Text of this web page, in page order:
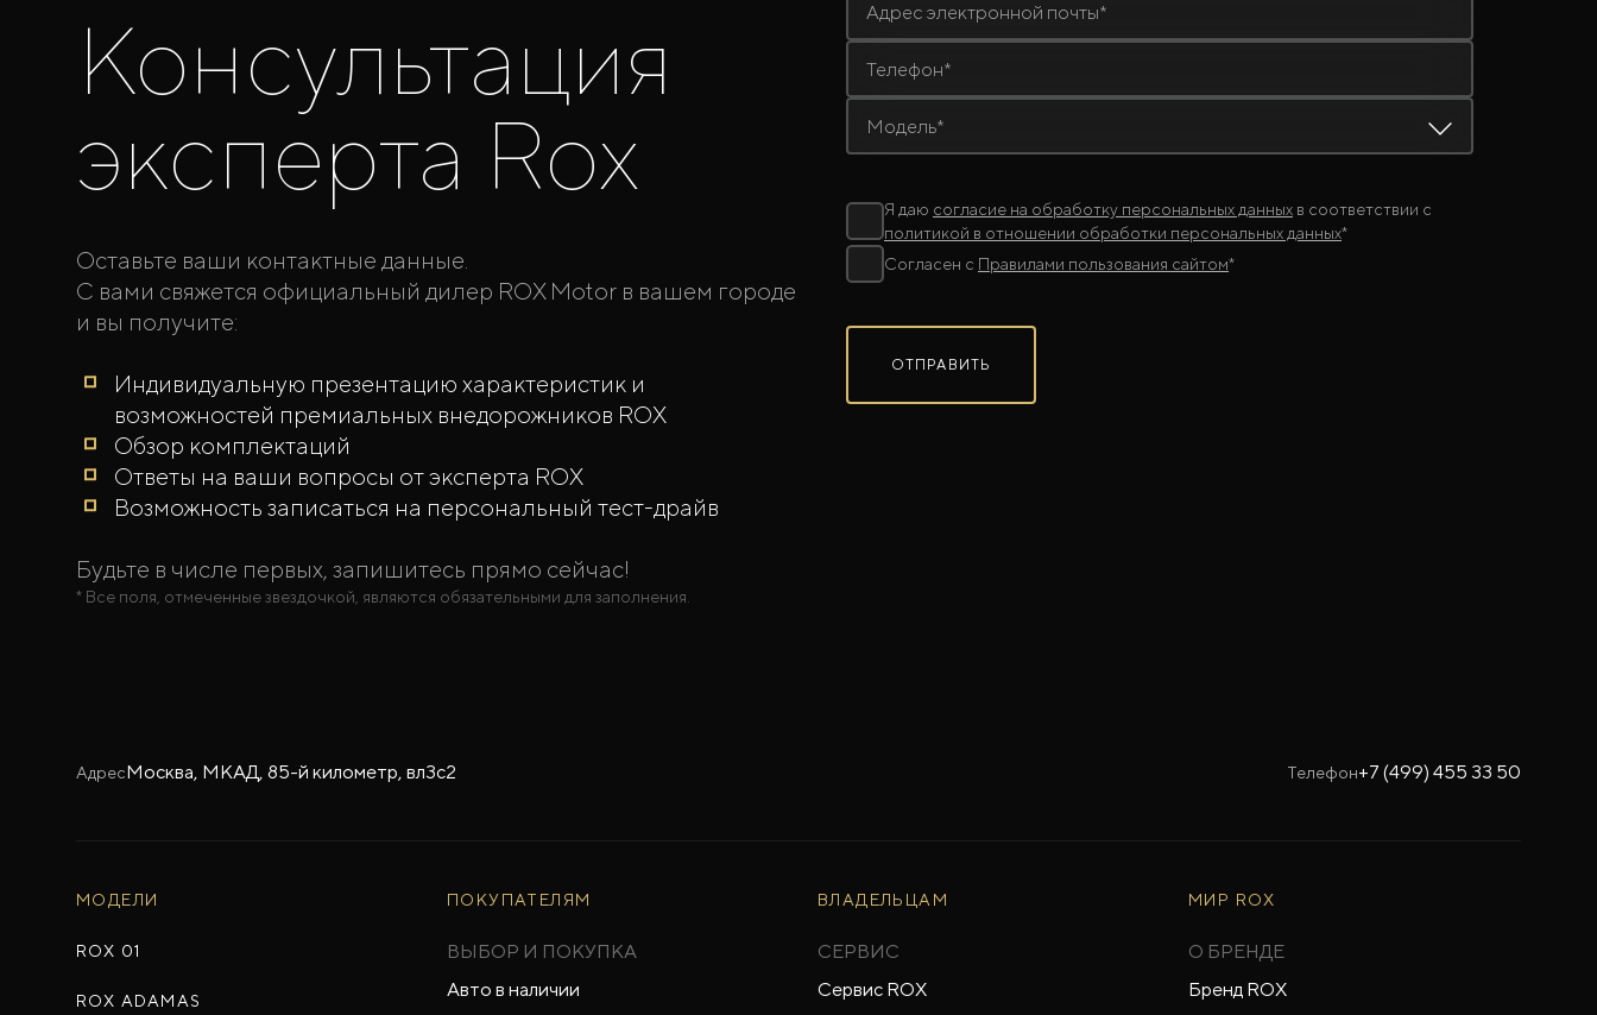
Консультация
эксперта Rox
Оставьте ваши контактные данные.
С вами свяжется официальный дилер ROX Motor в вашем городе
и вы получите:
Индивидуальную презентацию характеристик и
возможностей премиальных внедорожников ROX
Обзор комплектаций
Ответы на ваши вопросы от эксперта ROX
Возможность записаться на персональный тест-драйв
Будьте в числе первых, запишитесь прямо сейчас!
* Все поля, отмеченные звездочкой, являются обязательными для заполнения.
Адрес электронной почты*
Телефон*
Модель*
Я даю согласие на обработку персональных данных в соответствии с
политикой в отношении обработки персональных данных*
Согласен с Правилами пользования сайтом*
ОТПРАВИТЬ
АдресМосква, МКАД, 85-й километр, вл3с2 Телефон+7 (499) 455 33 50
МОДЕЛИ
ROX 01
ROX ADAMAS
ПОКУПАТЕЛЯМ
ВЫБОР И ПОКУПКА
Авто в наличии
ВЛАДЕЛЬЦАМ
СЕРВИС
Сервис ROX
МИР ROX
О БРЕНДЕ
Бренд ROX